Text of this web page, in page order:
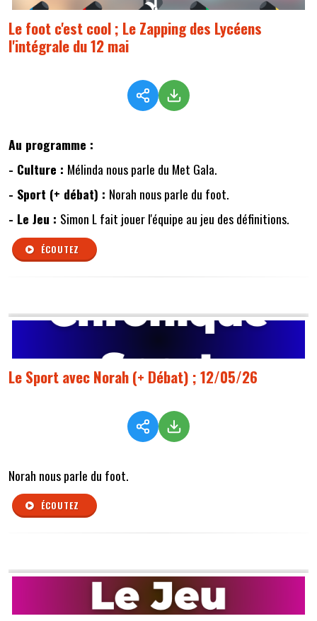
Le foot c'est cool ; Le Zapping des Lycéens
l'intégrale du 12 mai
Au programme :
- Culture : Mélinda nous parle du Met Gala.
- Sport (+ débat) : Norah nous parle du foot.
- Le Jeu : Simon L fait jouer l'équipe au jeu des définitions.
ÉCOUTEZ
Le Sport avec Norah (+ Débat) ; 12/05/26
Norah nous parle du foot.
ÉCOUTEZ